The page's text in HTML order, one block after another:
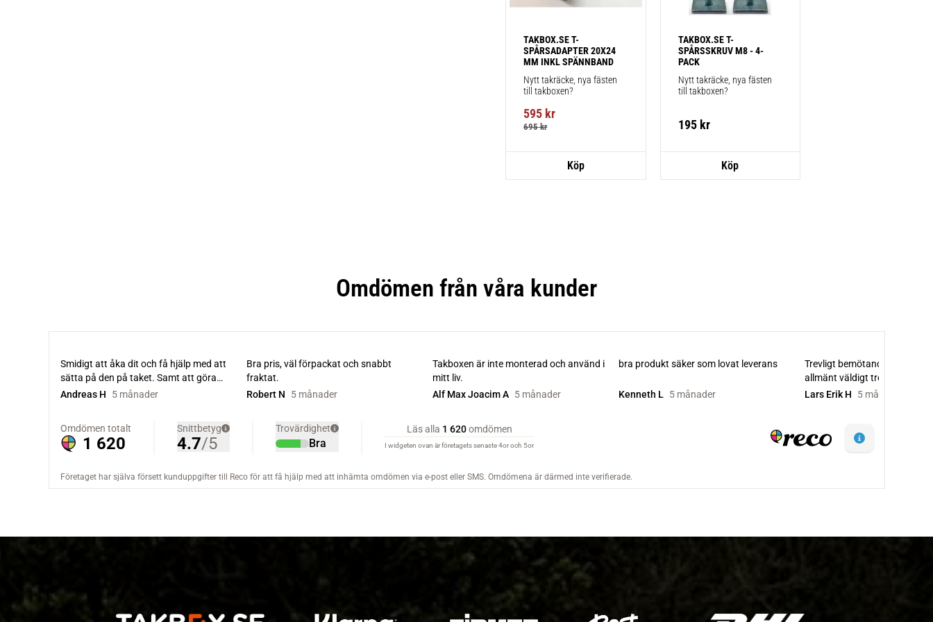
TAKBOX.SE T-
SPÅRSADAPTER 20X24
MM INKL SPÄNNBAND
Nytt takräcke, nya fästen
till takboxen?
595 kr
695kr
TAKBOX.SE T-
SPÅRSSKRUV M8 - 4-
PACK
Nytt takräcke, nya fästen
till takboxen?
195kr